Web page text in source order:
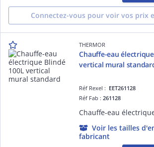
Connectez-vous pour voir vos prix
THERMOR
Chauffe-eau
vertical mural
Réf Rexel : EET261128
Réf Fab :261128
Voir les tailles
fabricant